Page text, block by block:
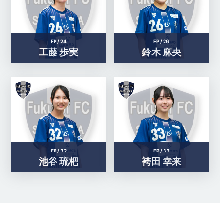
FP /24
工藤 歩実
FP /26
鈴木 麻央
FP /32
池谷 琉杷
FP /33
袴田 幸来